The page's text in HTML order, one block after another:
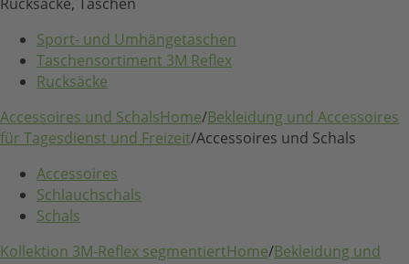
Sport- und Umhängetaschen
Taschensortiment 3M Reflex
Rucksäcke
Accessoires und SchalsHome/Bekleidung und Accessoires
für Tagesdienst und Freizeit/Accessoires und Schals
Accessoires
Schlauchschals
Schals
Kollektion 3M-Reflex segmentiertHome/Bekleidung und